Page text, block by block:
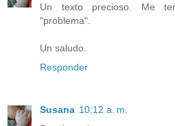
Un texto precioso. Me
"problema".
Un saludo.
Responder
Susana 10:12 a. m.